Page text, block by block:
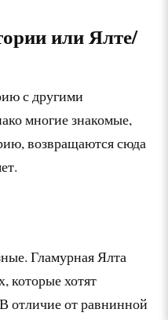
или Ялте/
с другими
многие знакомые,
возвращаются сюда
Гламурная Ялта
которые хотят
отличие от равнинной